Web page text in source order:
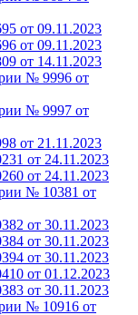
от 09.11.2023
от 09.11.2023
от 14.11.2023
№ 9996 от
№ 9997 от
от 21.11.2023
от 24.11.2023
от 24.11.2023
№ 10381 от
от 30.11.2023
от 30.11.2023
от 30.11.2023
от 01.12.2023
от 30.11.2023
№ 10916 от